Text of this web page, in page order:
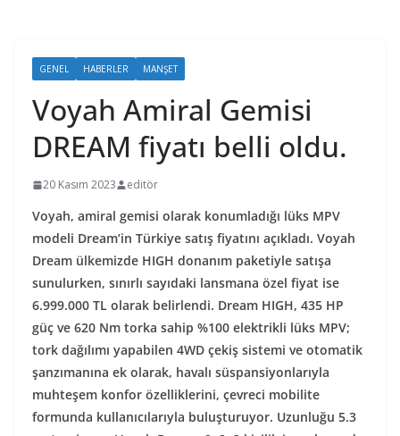
GENEL HABERLER MANŞET
Voyah Amiral Gemisi
DREAM fiyatı belli oldu.
20 Kasım 2023 editör
Voyah, amiral gemisi olarak konumladığı lüks MPV
modeli Dream’in Türkiye satış fiyatını açıkladı. Voyah
Dream ülkemizde HIGH donanım paketiyle satışa
sunulurken, sınırlı sayıdaki lansmana özel fiyat ise
6.999.000 TL olarak belirlendi. Dream HIGH, 435 HP
güç ve 620 Nm torka sahip %100 elektrikli lüks MPV;
tork dağılımı yapabilen 4WD çekiş sistemi ve otomatik
şanzımanına ek olarak, havalı süspansiyonlarıyla
muhteşem konfor özelliklerini, çevreci mobilite
formunda kullanıcılarıyla buluşturuyor. Uzunluğu 5.3